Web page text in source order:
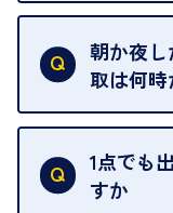
ご自宅以外
定のお店や
えられるた
朝か夜
取は何
ご訪問可能
ただし、お
ただくこと
1点でも
すか